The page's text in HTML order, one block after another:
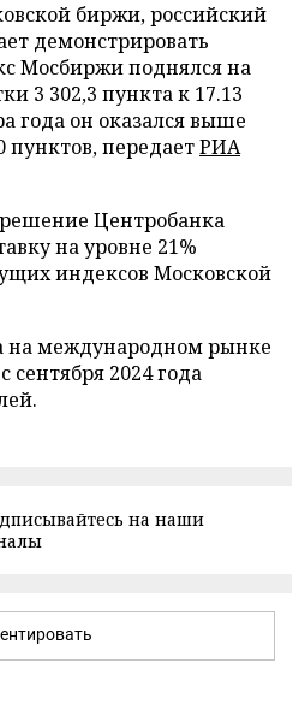
биржи, российский
демонстрировать
Мосбиржи поднялся на
3 302,3 пункта к 17.13
года он оказался выше
пунктов, передаетРИА
Центробанка
на уровне 21%
индексов Московской
на международном рынке
сентября 2024 года
на наши